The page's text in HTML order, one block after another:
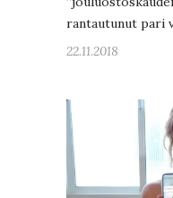
rantautunut pari
22.11.2018